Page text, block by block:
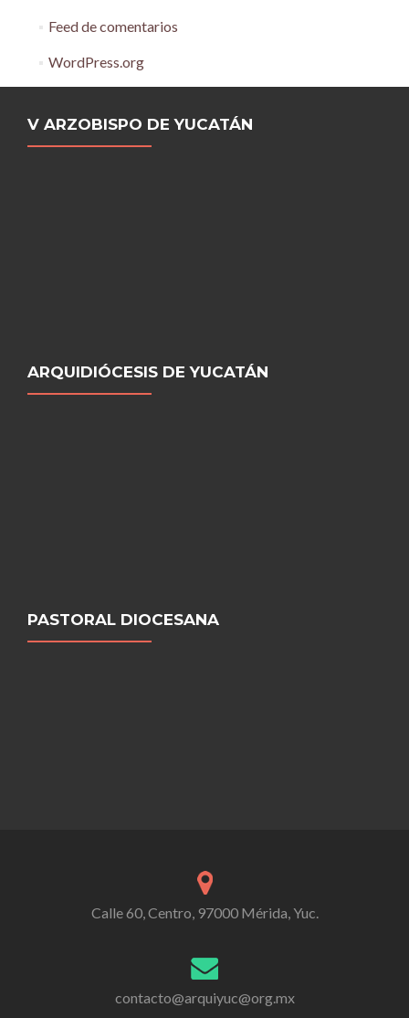
Feed de comentarios
WordPress.org
V ARZOBISPO DE YUCATÁN
ARQUIDIÓCESIS DE YUCATÁN
PASTORAL DIOCESANA
Calle 60, Centro, 97000 Mérida, Yuc.
contacto@arquiyuc@org.mx